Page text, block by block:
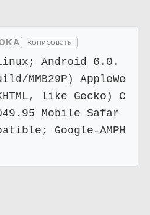
Копировать
Android 6.0.
MMB29P) AppleWe
like Gecko) C
Mobile Safar
Google-AMPH